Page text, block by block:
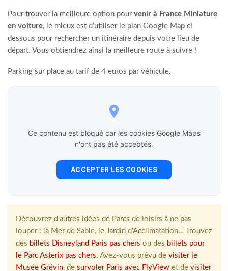
Pour trouver la meilleure option pour venir à France Miniature
en voiture, le mieux est d’utiliser le plan Google Map ci-
dessous pour rechercher un itinéraire depuis votre lieu de
départ. Vous obtiendrez ainsi la meilleure route à suivre !
Parking sur place au tarif de 4 euros par véhicule.
Ce contenu est bloqué car les cookies Google Maps
n'ont pas été acceptés.
ACCEPTER LES COOKIES
Découvrez d’autres idées de Parcs de loisirs à ne pas
louper : la Mer de Sable, le Jardin d’Acclimatation… Trouvez
des billets Disneyland Paris pas chers ou des billets pour
le Parc Asterix pas chers. Avez-vous prévu de visiter le
Musée Grévin, de survoler Paris avec FlyView et de visiter